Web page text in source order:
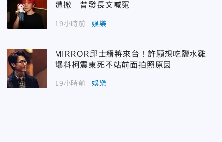
遭撤 昔發長文喊冤
19小時前 娛樂
MIRROR邱士縉將來台！許願想吃鹽水雞
爆料柯震東死不站前面拍照原因
19小時前 娛樂